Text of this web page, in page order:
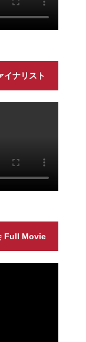
ナリスト
Full Movie